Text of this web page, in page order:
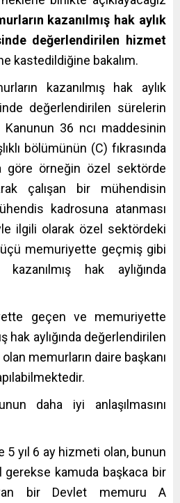
kazanılmış hak aylık
değerlendirilen hizmet
kastedildiğine bakalım.
kazanılmış hak aylık
değerlendirilen sürelerin
Kanunun 36 ncı maddesinin
bölümünün (C) fıkrasında
göre örneğin özel sektörde
çalışan bir mühendisin
kadrosuna atanması
ilgili olarak özel sektördeki
üçü memuriyette geçmiş gibi
hak aylığında
geçen ve memuriyette
hak aylığında değerlendirilen
memurların daire başkanı
daha iyi anlaşılmasını
5 yıl 6 ay hizmeti olan, bunun
gerekse kamuda başkaca bir
bir Devlet memuru A